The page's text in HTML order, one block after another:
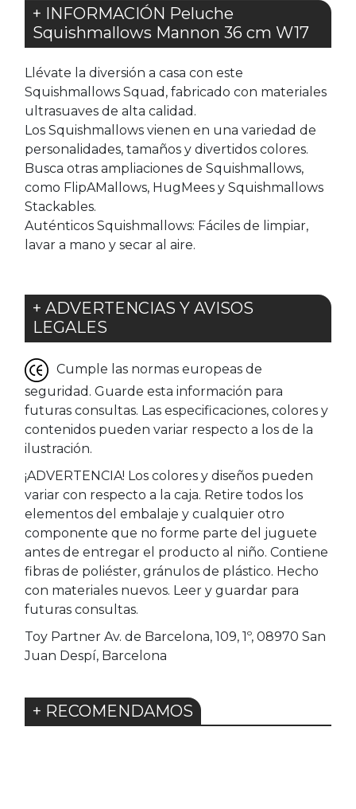
+ INFORMACIÓN Peluche
Squishmallows Mannon 36 cm W17
Llévate la diversión a casa con este
Squishmallows Squad, fabricado con materiales
ultrasuaves de alta calidad.
Los Squishmallows vienen en una variedad de
personalidades, tamaños y divertidos colores.
Busca otras ampliaciones de Squishmallows,
como FlipAMallows, HugMees y Squishmallows
Stackables.
Auténticos Squishmallows: Fáciles de limpiar,
lavar a mano y secar al aire.
+ ADVERTENCIAS Y AVISOS
LEGALES
Cumple las normas europeas de
seguridad. Guarde esta información para
futuras consultas. Las especificaciones, colores y
contenidos pueden variar respecto a los de la
ilustración.
¡ADVERTENCIA! Los colores y diseños pueden
variar con respecto a la caja. Retire todos los
elementos del embalaje y cualquier otro
componente que no forme parte del juguete
antes de entregar el producto al niño. Contiene
fibras de poliéster, gránulos de plástico. Hecho
con materiales nuevos. Leer y guardar para
futuras consultas.
Toy Partner Av. de Barcelona, 109, 1º, 08970 San
Juan Despí, Barcelona
+ RECOMENDAMOS